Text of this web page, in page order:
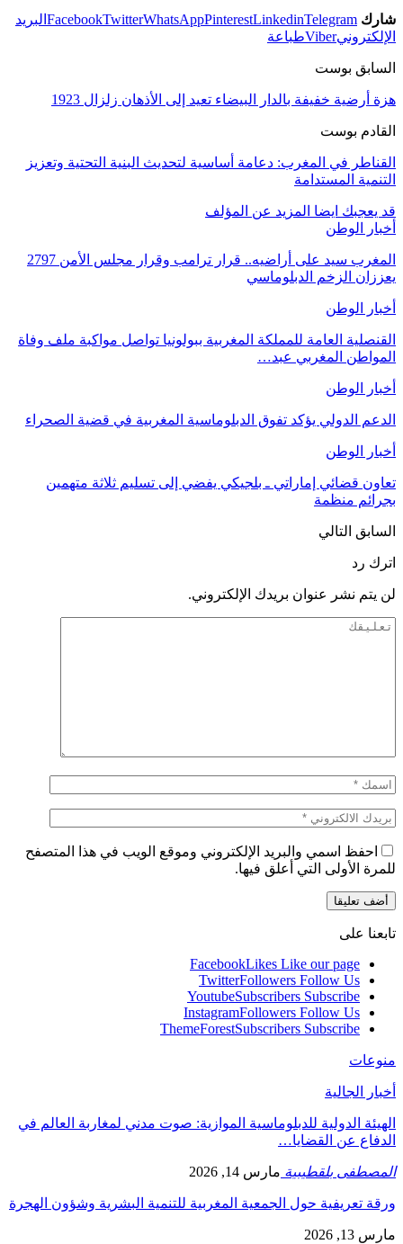
شارك FacebookTwitterWhatsAppPinterestLinkedinTelegram
البريد
الإلكترونيViberطباعة
السابق بوست
هزة أرضية خفيفة بالدار البيضاء تعيد إلى الأذهان زلزال 1923
القادم بوست
القناطر في المغرب: دعامة أساسية لتحديث البنية التحتية وتعزيز
التنمية المستدامة
قد يعجبك ايضا المزيد عن المؤلف
أخبار الوطن
المغرب سيد على أراضيه.. قرار ترامب وقرار مجلس الأمن 2797
يعززان الزخم الدبلوماسي
أخبار الوطن
القنصلية العامة للمملكة المغربية ببولونيا تواصل مواكبة ملف وفاة
المواطن المغربي عبد…
أخبار الوطن
الدعم الدولي يؤكد تفوق الدبلوماسية المغربية في قضية الصحراء
أخبار الوطن
تعاون قضائي إماراتي ـ بلجيكي يفضي إلى تسليم ثلاثة متهمين
بجرائم منظمة
السابق التالي
اترك رد
لن يتم نشر عنوان بريدك الإلكتروني.
احفظ اسمي والبريد الإلكتروني وموقع الويب في هذا المتصفح
للمرة الأولى التي أعلق فيها.
تابعنا على
FacebookLikes Like our page
TwitterFollowers Follow Us
YoutubeSubscribers Subscribe
InstagramFollowers Follow Us
ThemeForestSubscribers Subscribe
منوعات
أخبار الجالية
الهيئة الدولية للدبلوماسية الموازية: صوت مدني لمغاربة العالم في
الدفاع عن القضايا…
المصطفى بلقطيبية مارس 14, 2026
ورقة تعريفية حول الجمعية المغربية للتنمية البشرية وشؤون الهجرة
مارس 13, 2026